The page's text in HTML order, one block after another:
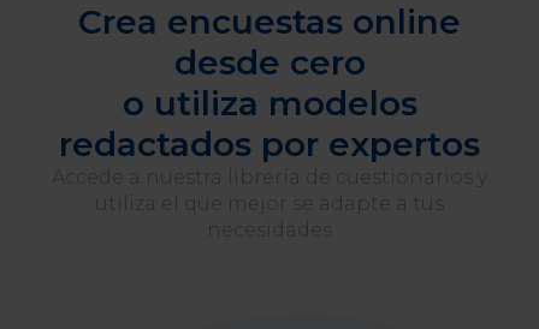
Crea encuestas online
desde cero
o utiliza modelos
redactados por expertos
Accede a nuestra librería de cuestionarios y
utiliza el que mejor se adapte a tus
necesidades